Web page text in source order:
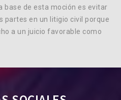
base de esta moción es evitar
partes en un litigio civil porque
a un juicio favorable como